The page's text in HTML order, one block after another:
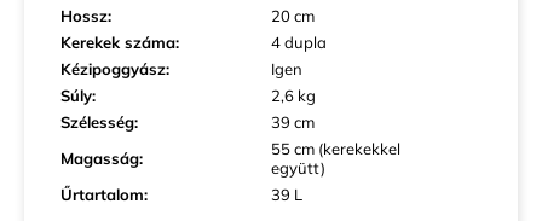
Hossz:
20 cm
Kerekek száma:
4 dupla
Kézipoggyász:
Igen
Súly:
2,6 kg
Szélesség:
39 cm
Magasság:
55 cm (kerekekkel
együtt)
Űrtartalom: 39 L